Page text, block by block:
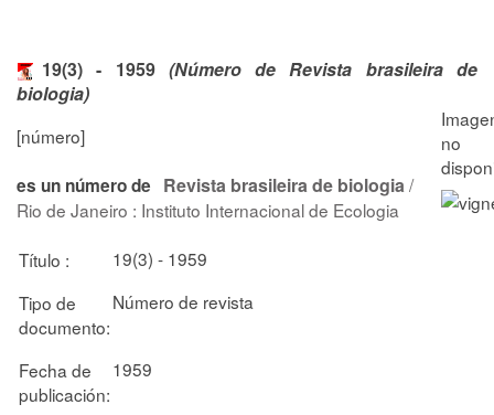
19(3) - 1959(Número de Revista brasileira de
biologia)
[número]
es un número de Revista brasileira de biologia /
Rio de Janeiro : Instituto Internacional de Ecologia
Título :
19(3) - 1959
Tipo de
documento:
Número de revista
Fecha de
publicación:
1959